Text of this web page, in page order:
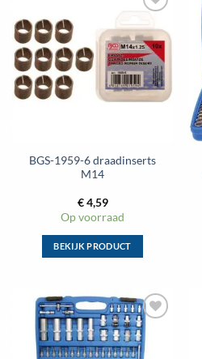
variaties.
Deze
optie
gekozen
productpagina
Toevoegen
aan
wenslijst
BGS-1959-6 draadinserts
M14
€4,59
Op voorraad
BEKIJK PRODUCT
heeft
meerdere
variaties.
Deze
Toevoegen
aan
wenslijst